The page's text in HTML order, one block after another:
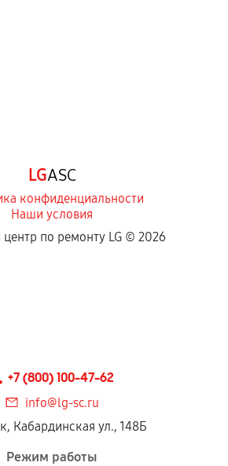
LGASC
конфиденциальности
Наши условия
по ремонту LG © 2026
+7 (800) 100-47-62
info@lg-sc.ru
Кабардинская ул., 148Б
Режим работы